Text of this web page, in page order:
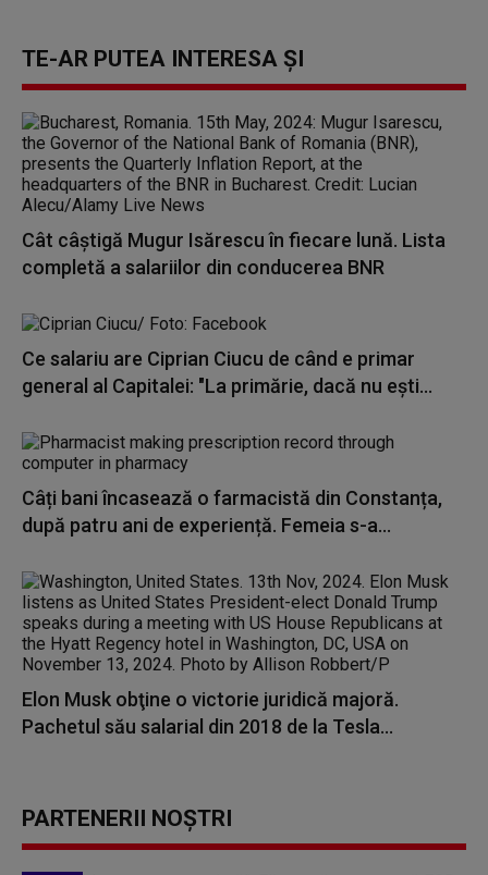
TE-AR PUTEA INTERESA ȘI
Cât câștigă Mugur Isărescu în fiecare lună. Lista
completă a salariilor din conducerea BNR
Ce salariu are Ciprian Ciucu de când e primar
general al Capitalei: "La primărie, dacă nu eşti...
Câți bani încasează o farmacistă din Constanța,
după patru ani de experiență. Femeia s-a...
Elon Musk obţine o victorie juridică majoră.
Pachetul său salarial din 2018 de la Tesla...
PARTENERII NOȘTRI